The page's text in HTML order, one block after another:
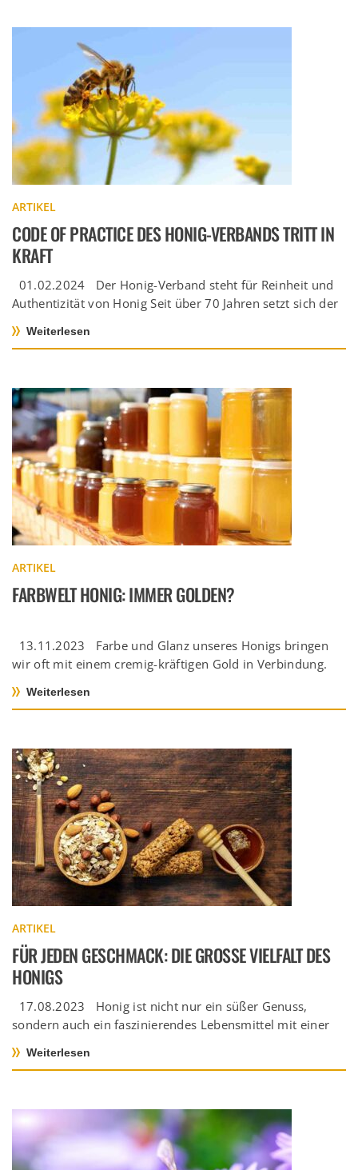
ARTIKEL
CODE OF PRACTICE DES HONIG-VERBANDS TRITT IN
KRAFT
01.02.2024 Der Honig-Verband steht für Reinheit und
Authentizität von Honig Seit über 70 Jahren setzt sich der
Weiterlesen
ARTIKEL
FARBWELT HONIG: IMMER GOLDEN?
13.11.2023 Farbe und Glanz unseres Honigs bringen
wir oft mit einem cremig-kräftigen Gold in Verbindung.
Weiterlesen
ARTIKEL
FÜR JEDEN GESCHMACK: DIE GROSSE VIELFALT DES H
ONIGS
17.08.2023 Honig ist nicht nur ein süßer Genuss,
sondern auch ein faszinierendes Lebensmittel mit einer
Weiterlesen